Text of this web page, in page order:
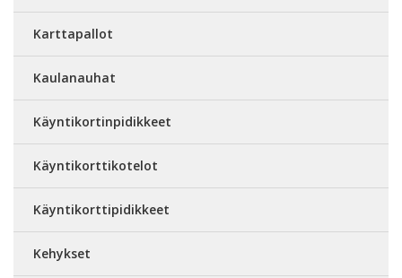
Karttapallot
Kaulanauhat
Käyntikortinpidikkeet
Käyntikorttikotelot
Käyntikorttipidikkeet
Kehykset